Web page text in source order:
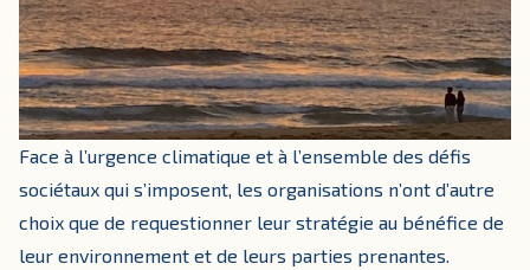
Face à l’urgence climatique et à l’ensemble des défis
sociétaux qui s’imposent, les organisations n’ont d’autre
choix que de requestionner leur stratégie au bénéfice de
leur environnement et de leurs parties prenantes.